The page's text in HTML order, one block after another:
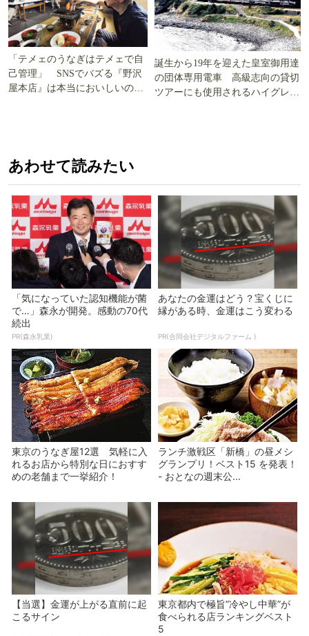
「テメェのうなぎはテメェで自
己管理」 SNSでバズる『野沢
屋本店』は本当においしいの
誕生から19年を迎えた皇室御用達
の団体専用電車 高級志向の貸切
ツアーにも使用されるハイグレー
あわせて読みたい
「気になっていた認知機能が菌
で…」森永が開発。感動の70代
続出
PR(森永乳業)
あなたの金運はどう？宝くじに
縁がある時、金運はこう変わる
PR(合同会社デジタルファーム )
東京のうなぎ屋12選 気軽に入
れるお店から特別な日におすす
めの老舗まで一挙紹介！
ランチ激戦区「新橋」の昼メシ
グランプリ！ベスト15 を発表！
- おとなの週末公...
【当選】金運が上がる直前に起
こるサイン
東京都内で極旨”冷やし中華”が
食べられる店ランキングベスト
5